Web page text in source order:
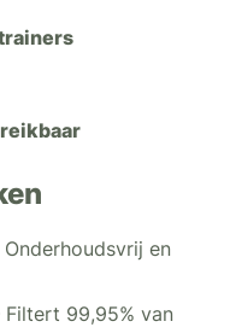
en
Filtert 99,95% van